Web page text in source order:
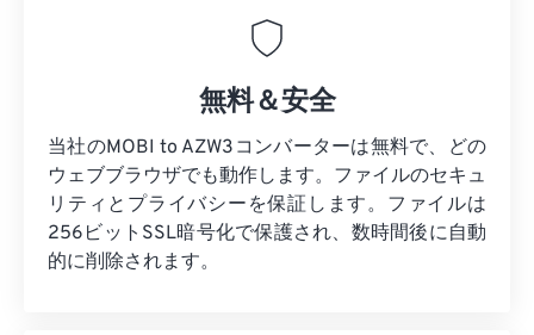
無料＆安全
当社のMOBI to AZW3コンバーターは無料で、どの
ウェブブラウザでも動作します。ファイルのセキュ
リティとプライバシーを保証します。ファイルは
256ビットSSL暗号化で保護され、数時間後に自動
的に削除されます。